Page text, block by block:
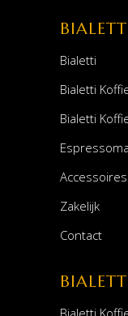
Bialetti
Bialetti
Bialetti
Accessoires
Zakelijk
Contact
Bialetti